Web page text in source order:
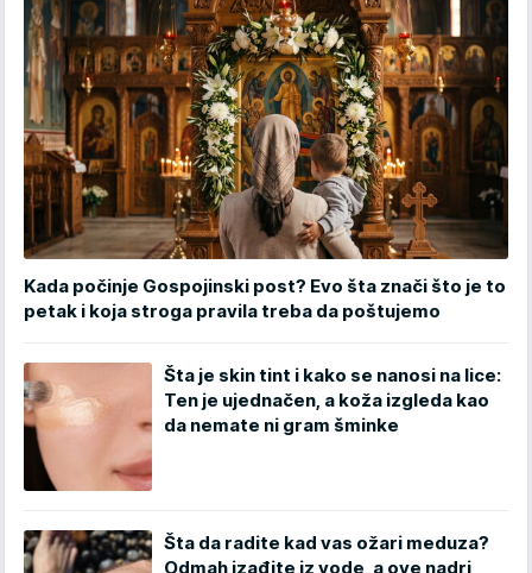
Kada počinje Gospojinski post? Evo šta znači što je to
petak i koja stroga pravila treba da poštujemo
Šta je skin tint i kako se nanosi na lice:
Ten je ujednačen, a koža izgleda kao
da nemate ni gram šminke
Šta da radite kad vas ožari meduza?
Odmah izađite iz vode, a ove nadri